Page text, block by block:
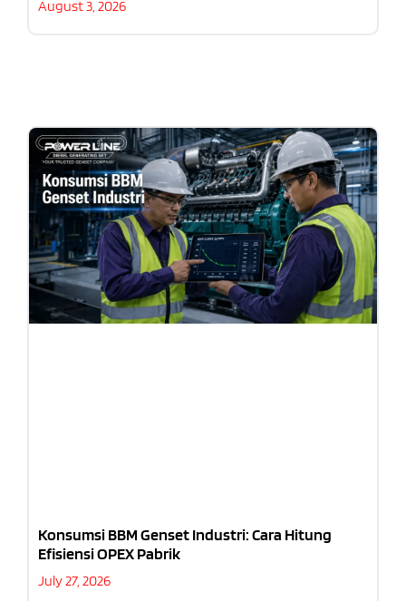
August 3, 2026
Konsumsi BBM Genset Industri: Cara Hitung
Efisiensi OPEX Pabrik
July 27, 2026